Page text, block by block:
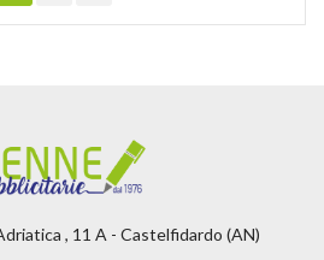
, 11 A - Castelfidardo (AN)